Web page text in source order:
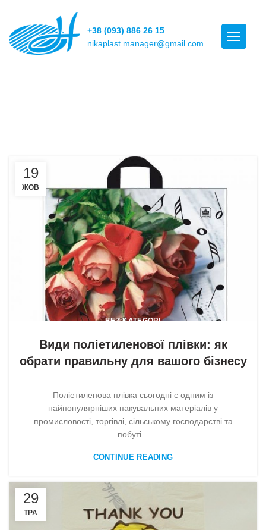
+38 (093) 886 26 15
nikaplast.manager@gmail.com
19
ЖОВ
BEZ-KATEGORI
Види поліетиленової плівки: як
обрати правильну для вашого бізнесу
Поліетиленова плівка сьогодні є одним із
найпопулярніших пакувальних матеріалів у
промисловості, торгівлі, сільському господарстві та
побуті...
CONTINUE READING
29
ТРА